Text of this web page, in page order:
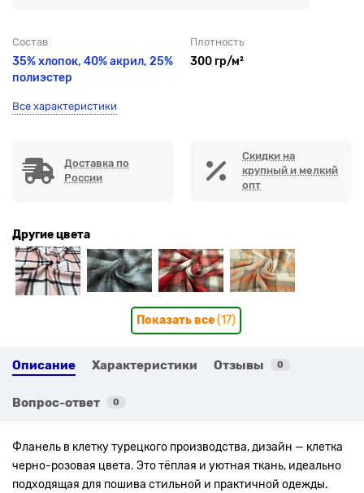
Состав
35% хлопок, 40% акрил, 25%
полиэстер
Плотность
300 гр/м²
Все характеристики
Доставка по
России
Скидки на
крупный и мелкий
опт
Другие цвета
Показать все(17)
Описание Характеристики Отзывы 0
Вопрос-ответ 0
Фланель в клетку турецкого производства, дизайн — клетка
черно-розовая цвета. Это тёплая и уютная ткань, идеально
подходящая для пошива стильной и практичной одежды.